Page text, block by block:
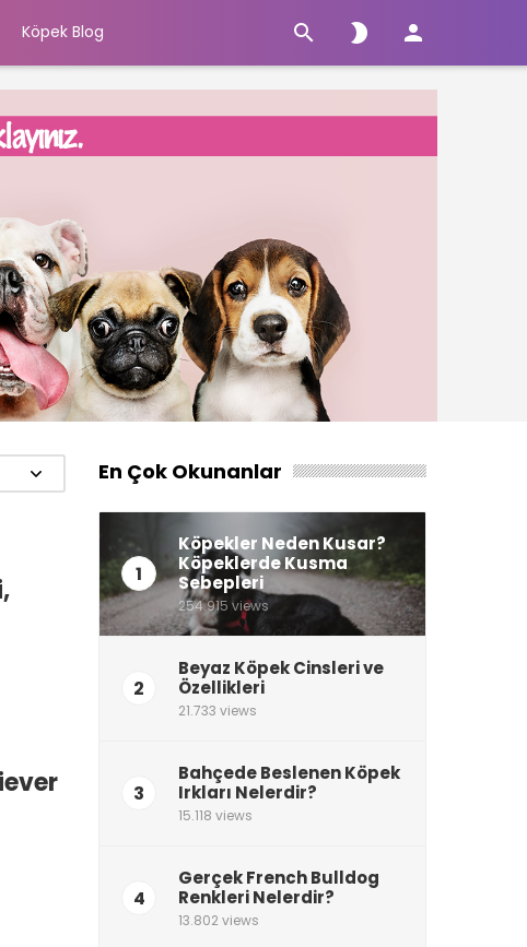
Köpek Blog   
En Çok Okunanlar
1
Köpekler Neden Kusar?
Köpeklerde Kusma
Sebepleri
254.915 views
2
Beyaz Köpek Cinsleri ve
Özellikleri
21.733 views
3
Bahçede Beslenen Köpek
Irkları Nelerdir?
15.118 views
4
Gerçek French Bulldog
Renkleri Nelerdir?
13.802 views